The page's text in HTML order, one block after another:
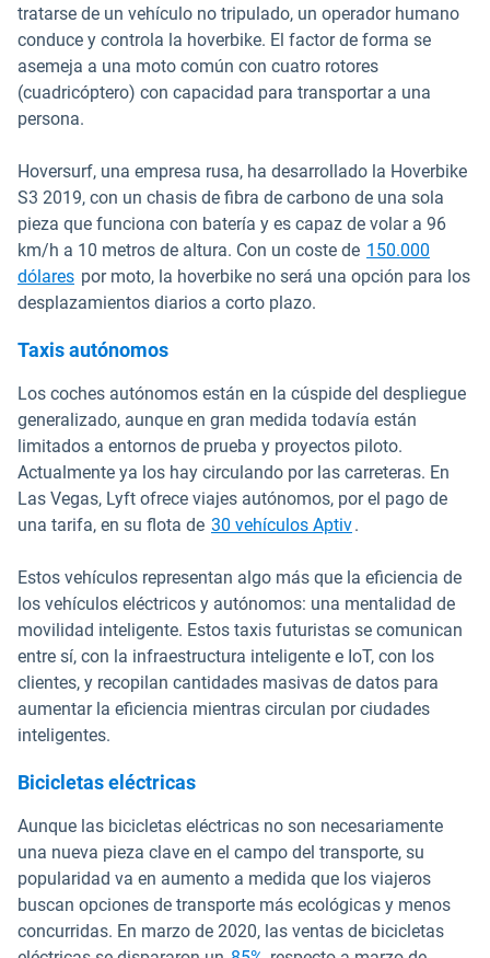
tratarse de un vehículo no tripulado, un operador humano
conduce y controla la hoverbike. El factor de forma se
asemeja a una moto común con cuatro rotores
(cuadricóptero) con capacidad para transportar a una
persona.
Hoversurf, una empresa rusa, ha desarrollado la Hoverbike
S3 2019, con un chasis de fibra de carbono de una sola
pieza que funciona con batería y es capaz de volar a 96
km/h a 10 metros de altura. Con un coste de 150.000
dólaresAbrir en una nueva ventana
por moto, la hoverbike no será una opción para los
desplazamientos diarios a corto plazo.
Taxis autónomos
Los coches autónomos están en la cúspide del despliegue
generalizado, aunque en gran medida todavía están
limitados a entornos de prueba y proyectos piloto.
Actualmente ya los hay circulando por las carreteras. En
Las Vegas, Lyft ofrece viajes autónomos, por el pago de
una tarifa, en su flota de 30 vehículos AptivAbrir en una
.
Estos vehículos representan algo más que la eficiencia de
los vehículos eléctricos y autónomos: una mentalidad de
movilidad inteligente. Estos taxis futuristas se comunican
entre sí, con la infraestructura inteligente e IoT, con los
clientes, y recopilan cantidades masivas de datos para
aumentar la eficiencia mientras circulan por ciudades
inteligentes.
Bicicletas eléctricas
Aunque las bicicletas eléctricas no son necesariamente
una nueva pieza clave en el campo del transporte, su
popularidad va en aumento a medida que los viajeros
buscan opciones de transporte más ecológicas y menos
concurridas. En marzo de 2020, las ventas de bicicletas